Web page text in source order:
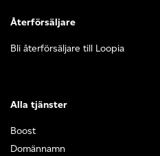
Återförsäljare
Bli återförsäljare till Loopia
Alla tjänster
Boost
Domännamn